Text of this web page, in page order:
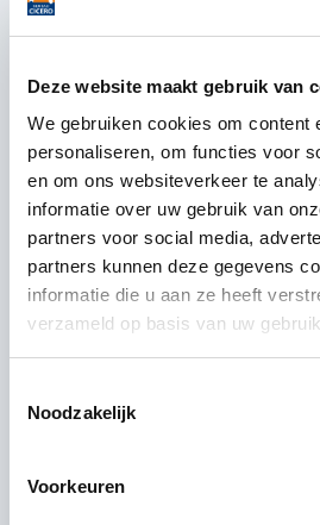
Deze website maakt gebruik van
We gebruiken cookies om content
personaliseren, om functies voor
en om ons websiteverkeer te
informatie over uw gebruik van
partners voor social media,
partners kunnen deze gegevens
informatie die u aan ze heeft
verzameld op basis van uw
Noodzakelijk
Voorkeuren
Het kabinet haalt een
Uit de hoofdlijnenbrief
afgeleid dat het kabinet een
oproepcontracten, zoals het
Hiervoor in de plaats komt een
27 juli 2022